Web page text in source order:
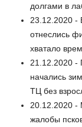
долгами в
23.12.2020 -
отнеслись
хватало
21.12.2020 -
начались
ТЦ без
20.12.2020 -
жалобы